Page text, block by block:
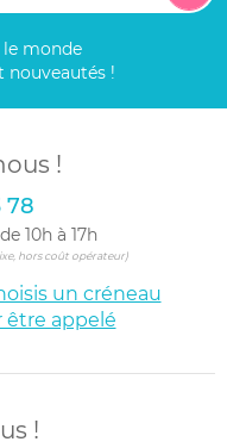
le monde
nouveautés !
!
78
10h à 17h
hors coût opérateur)
un créneau
être appelé
!